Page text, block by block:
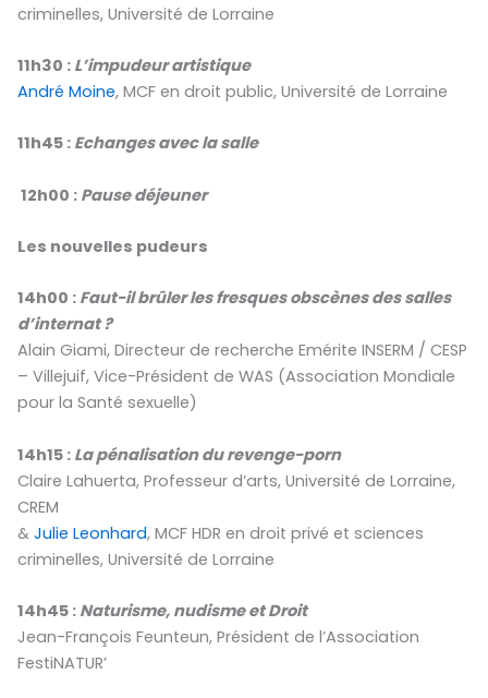
criminelles, Université de Lorraine
11h30 : L’impudeur artistique
André Moine, MCF en droit public, Université de Lorraine
11h45 : Echanges avec la salle
12h00 : Pause déjeuner
Les nouvelles pudeurs
14h00 : Faut-il brûler les fresques obscènes des salles
d’internat ?
Alain Giami, Directeur de recherche Emérite INSERM / CESP
– Villejuif, Vice-Président de WAS (Association Mondiale
pour la Santé sexuelle)
14h15 : La pénalisation du revenge-porn
Claire Lahuerta, Professeur d’arts, Université de Lorraine,
CREM
& Julie Leonhard, MCF HDR en droit privé et sciences
criminelles, Université de Lorraine
14h45 : Naturisme, nudisme et Droit
Jean-François Feunteun, Président de l’Association
FestiNATUR’